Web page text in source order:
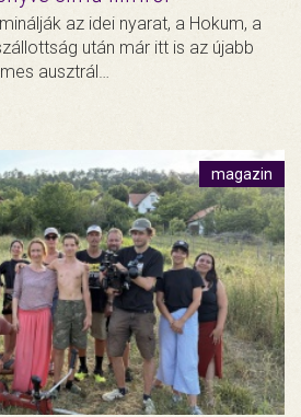
az idei nyarat, a Hokum, a
után már itt is az újabb
ausztrál…
magazin